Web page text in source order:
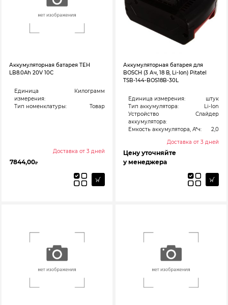
Аккумуляторная батарея TEH
LB8.0Ah 20V 10C
Единица
измерения:
Килограмм
Тип номенклатуры: Товар
Доставка от 3 дней
7844,00₽
Аккумуляторная батарея для
BOSCH (3 Ач, 18 В, Li-Ion) Pitatel
TSB-144-BOS18B-30L
Единица измерения:
штук
Тип аккумулятора:
Li-Ion
Устройство
аккумулятора:
Слайдер
Емкость аккумулятора, А*ч:
2,0
Доставка от 3 дней
Цену уточняйте
у менеджера